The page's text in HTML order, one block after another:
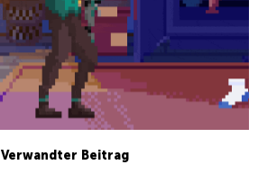
Verwandter Beitrag